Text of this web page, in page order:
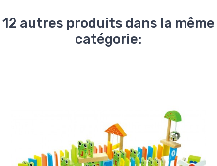
12 autres produits dans la même
catégorie: